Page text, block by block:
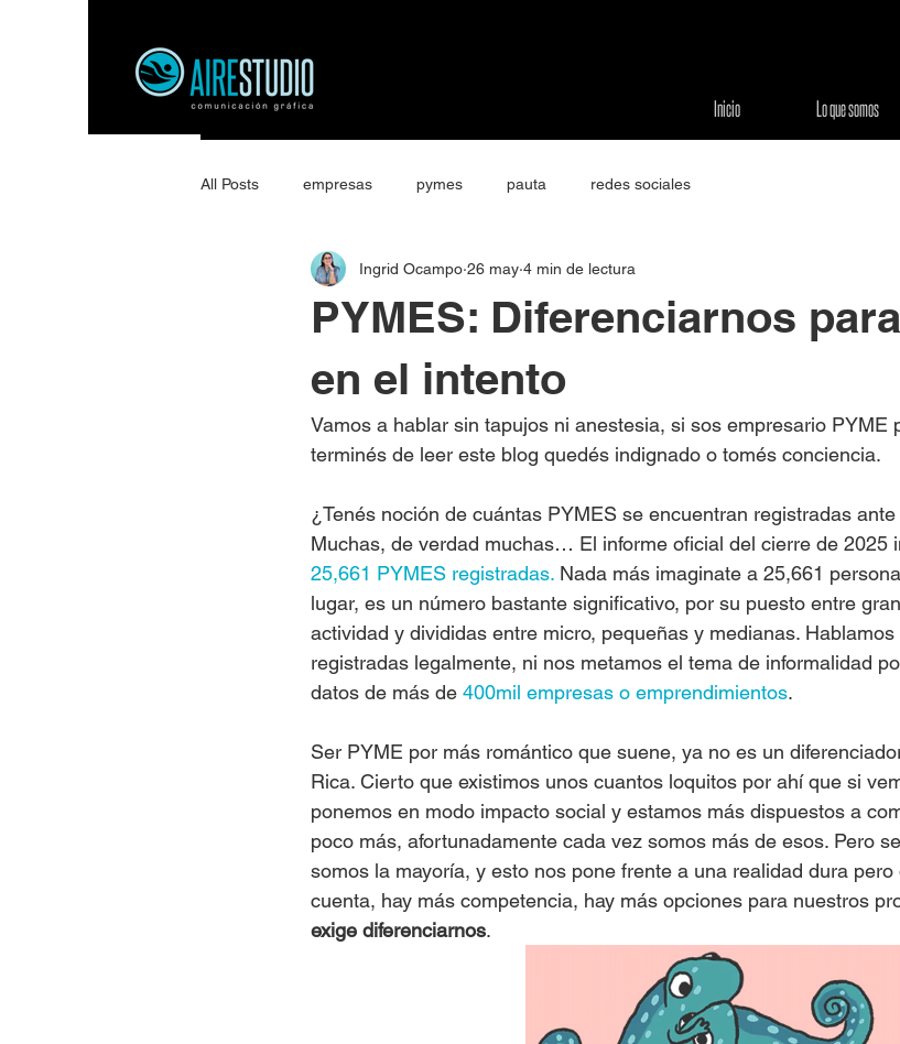
Inicio Lo que somos
All Posts empresas pymes pauta redes sociales
PYMES: Diferenciarnos
en el intento
Ingrid Ocampo 26 may 4 min de lectura
Vamos a hablar sin tapujos ni anestesia, si sos empresario PYME
terminés de leer este blog quedés indignado o tomés conciencia.
¿Tenés noción de cuántas PYMES se encuentran registradas
Muchas, de verdad muchas… El informe oficial del cierre de 2025
25,661 PYMES registradas. Nada más imaginate a 25,661
lugar, es un número bastante significativo, por su puesto entre
actividad y divididas entre micro, pequeñas y medianas.
registradas legalmente, ni nos metamos el tema de informalidad
datos de más de 400mil empresas o emprendimientos.
Ser PYME por más romántico que suene, ya no es un
Rica. Cierto que existimos unos cuantos loquitos por ahí que si
ponemos en modo impacto social y estamos más dispuestos a
poco más, afortunadamente cada vez somos más de esos. Pero
somos la mayoría, y esto nos pone frente a una realidad dura
cuenta, hay más competencia, hay más opciones para nuestros
exige diferenciarnos.